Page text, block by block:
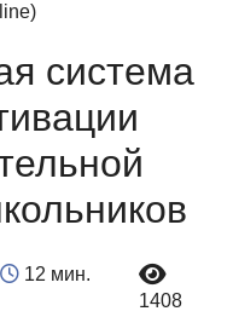
система
12 мин.
1408